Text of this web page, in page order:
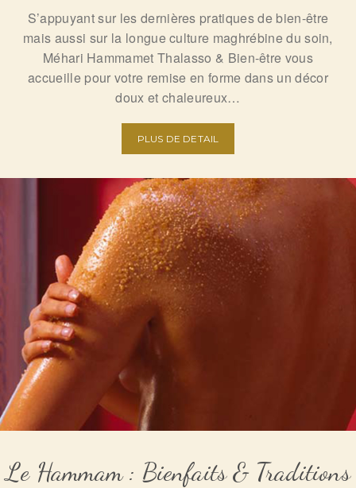
S’appuyant sur les dernières pratiques de bien-être
mais aussi sur la longue culture maghrébine du soin,
Méhari Hammamet Thalasso & Bien-être vous
accueille pour votre remise en forme dans un décor
doux et chaleureux…
PLUS DE DETAIL
Le Hammam : Bienfaits & Traditions